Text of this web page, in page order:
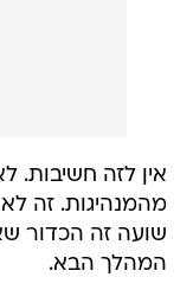
אין לזה חשיבות.
מהמנהיגות. זה לא
שועה זה הכדור
המהלך הבא.